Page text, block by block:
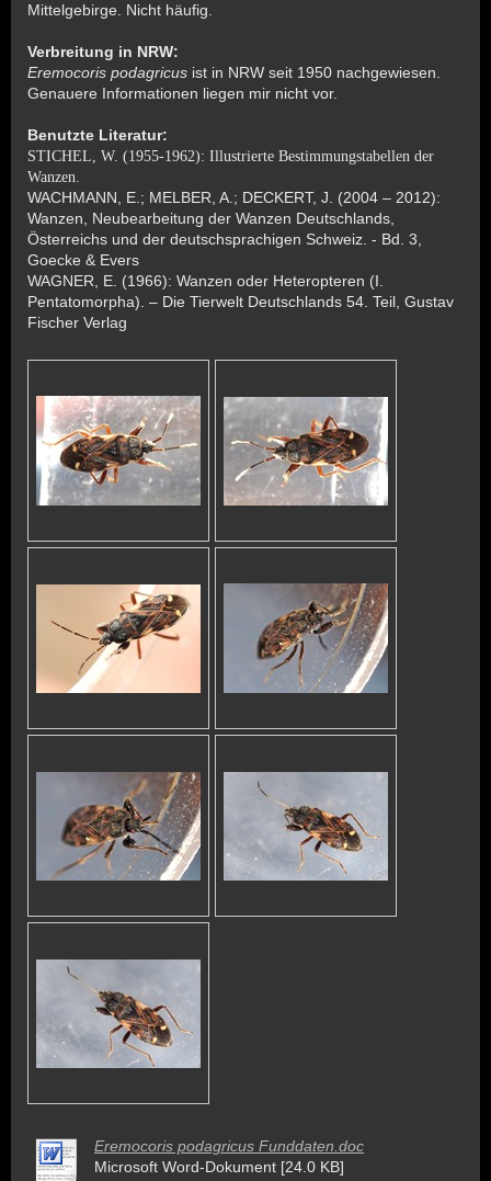
Mittelgebirge. Nicht häufig.
Verbreitung in NRW:
Eremocoris podagricus ist in NRW seit 1950 nachgewiesen.
Genauere Informationen liegen mir nicht vor.
Benutzte Literatur:
STICHEL, W. (1955-1962): Illustrierte Bestimmungstabellen der
Wanzen.
WACHMANN, E.; MELBER, A.; DECKERT, J. (2004 – 2012):
Wanzen, Neubearbeitung der Wanzen Deutschlands,
Österreichs und der deutschsprachigen Schweiz. - Bd. 3,
Goecke & Evers
WAGNER, E. (1966): Wanzen oder Heteropteren (I.
Pentatomorpha). – Die Tierwelt Deutschlands 54. Teil, Gustav
Fischer Verlag
Eremocoris podagricus Funddaten.doc
Microsoft Word-Dokument [24.0 KB]